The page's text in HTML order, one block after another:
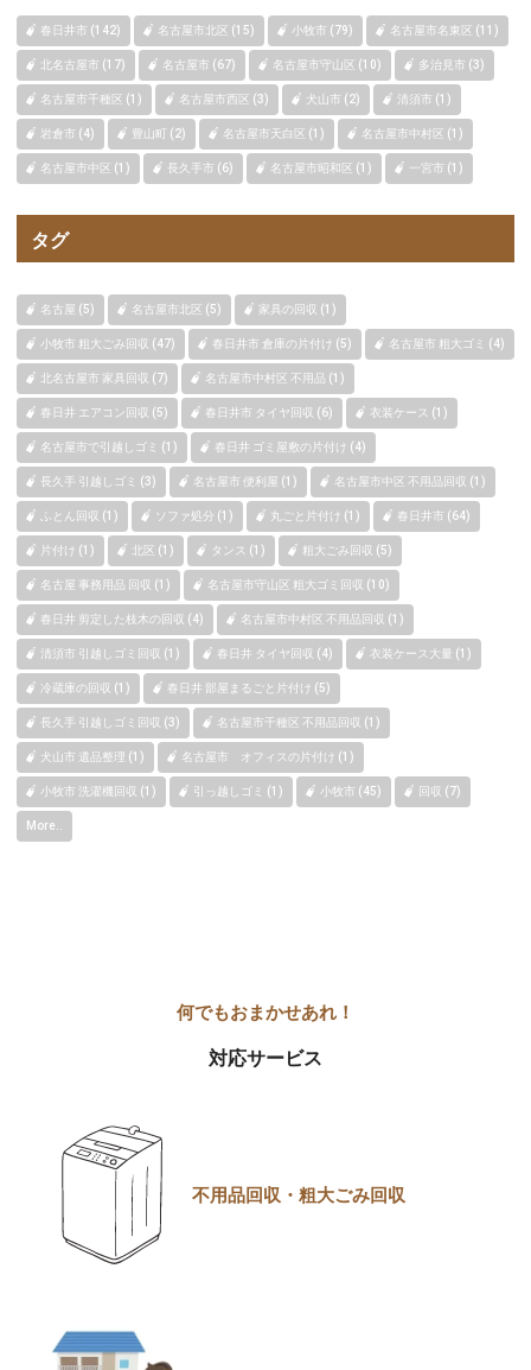
春日井市 (142) 名古屋市北区 (15) 小牧市 (79) 名古屋市名東区 (11)
北名古屋市 (17) 名古屋市 (67) 名古屋市守山区 (10) 多治見市 (3)
名古屋市千種区 (1) 名古屋市西区 (3) 犬山市 (2) 清須市 (1)
岩倉市 (4) 豊山町 (2) 名古屋市天白区 (1) 名古屋市中村区 (1)
名古屋市中区 (1) 長久手市 (6) 名古屋市昭和区 (1) 一宮市 (1)
タグ
名古屋 (5) 名古屋市北区 (5) 家具の回収 (1)
小牧市 粗大ごみ回収 (47) 春日井市 倉庫の片付け (5) 名古屋市 粗大ゴミ (4)
北名古屋市 家具回収 (7) 名古屋市中村区 不用品 (1)
春日井 エアコン回収 (5) 春日井市 タイヤ回収 (6) 衣装ケース (1)
名古屋市で引越しゴミ (1) 春日井 ゴミ屋敷の片付け (4)
長久手 引越しゴミ (3) 名古屋市 便利屋 (1) 名古屋市中区 不用品回収 (1)
ふとん回収 (1) ソファ処分 (1) 丸ごと片付け (1) 春日井市 (64)
片付け (1) 北区 (1) タンス (1) 粗大ごみ回収 (5)
名古屋 事務用品 回収 (1) 名古屋市守山区 粗大ゴミ回収 (10)
春日井 剪定した枝木の回収 (4) 名古屋市中村区 不用品回収 (1)
清須市 引越しゴミ回収 (1) 春日井 タイヤ回収 (4) 衣装ケース大量 (1)
冷蔵庫の回収 (1) 春日井 部屋まるごと片付け (5)
長久手 引越しゴミ回収 (3) 名古屋市千種区 不用品回収 (1)
犬山市 遺品整理 (1) 名古屋市 オフィスの片付け (1)
小牧市 洗濯機回収 (1) 引っ越しゴミ (1) 小牧市 (45) 回収 (7)
More..
対応サービス
不用品回収・粗大ごみ回収